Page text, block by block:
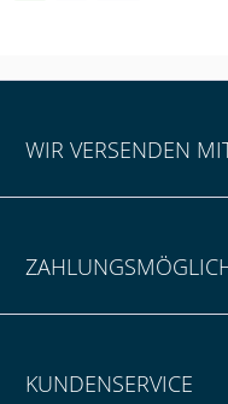
WIR VERSENDEN
KUNDENSERVICE